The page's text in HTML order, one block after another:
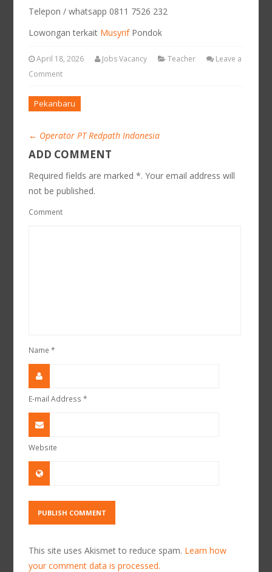
Telepon / whatsapp 0811 7526 232
Lowongan terkait MusyrifPondok
April 18, 2026 Jobs Vacancy Teacher
Leave a
Comment
Pekanbaru
← Operator PT Redpath Indonesia
ADD COMMENT
Required fields are marked *. Your email address will
not be published.
Comment
Name*
E-mail Address*
Website
This site uses Akismet to reduce spam. Learn how
your comment data is processed.